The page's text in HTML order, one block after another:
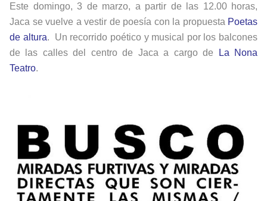
Este domingo, 3 de marzo, a partir de las 12.00 horas,
Jaca se vuelve a vestir de poesía con la propuesta Poetas
de altura. Un recorrido poético y musical por los balcones
de las calles del centro de Jaca a cargo de
La Nona
Teatro.